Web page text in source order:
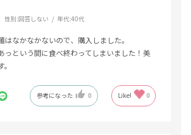
性別:回答しない 年代:40代
はなかなかないので、購入しました。
っという間に食べ終わってしまいました！美
参考になった 0 Like! 0